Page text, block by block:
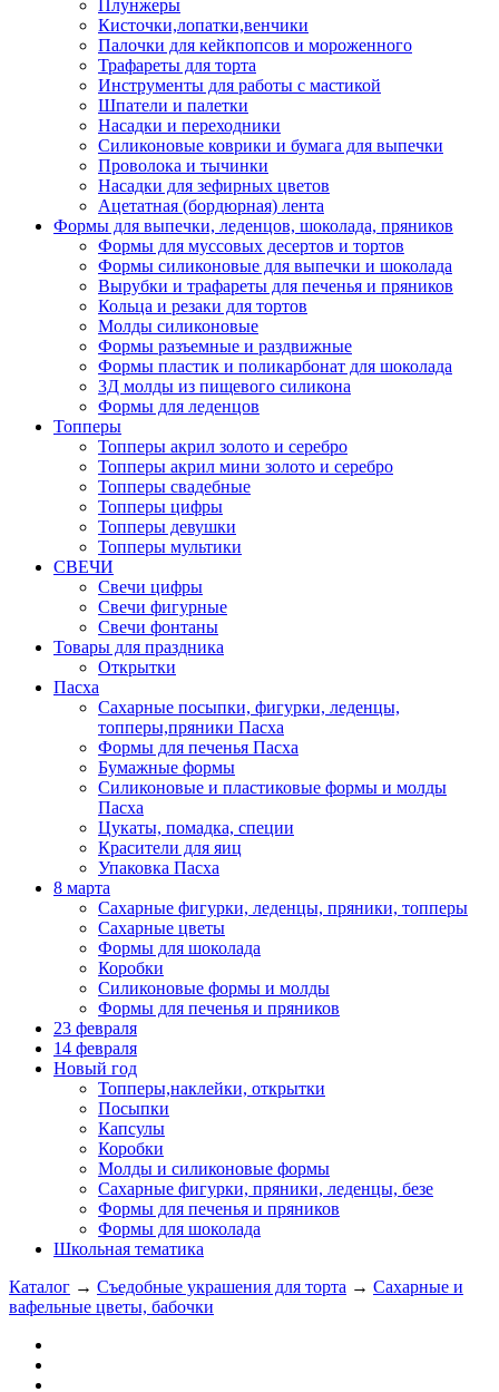
Плунжеры
Кисточки,лопатки,венчики
Палочки для кейкпопсов и мороженного
Трафареты для торта
Инструменты для работы с мастикой
Шпатели и палетки
Насадки и переходники
Силиконовые коврики и бумага для выпечки
Проволока и тычинки
Насадки для зефирных цветов
Ацетатная (бордюрная) лента
Формы для выпечки, леденцов, шоколада, пряников
Формы для муссовых десертов и тортов
Формы силиконовые для выпечки и шоколада
Вырубки и трафареты для печенья и пряников
Кольца и резаки для тортов
Молды силиконовые
Формы разъемные и раздвижные
Формы пластик и поликарбонат для шоколада
3Д молды из пищевого силикона
Формы для леденцов
Топперы
Топперы акрил золото и серебро
Топперы акрил мини золото и серебро
Топперы свадебные
Топперы цифры
Топперы девушки
Топперы мультики
СВЕЧИ
Свечи цифры
Свечи фигурные
Свечи фонтаны
Товары для праздника
Открытки
Пасха
Сахарные посыпки, фигурки, леденцы,
топперы,пряники Пасха
Формы для печенья Пасха
Бумажные формы
Силиконовые и пластиковые формы и молды
Пасха
Цукаты, помадка, специи
Красители для яиц
Упаковка Пасха
8 марта
Сахарные фигурки, леденцы, пряники, топперы
Сахарные цветы
Формы для шоколада
Коробки
Силиконовые формы и молды
Формы для печенья и пряников
23 февраля
14 февраля
Новый год
Топперы,наклейки, открытки
Посыпки
Капсулы
Коробки
Молды и силиконовые формы
Сахарные фигурки, пряники, леденцы, безе
Формы для печенья и пряников
Формы для шоколада
Школьная тематика
Каталог → Съедобные украшения для торта → Сахарные и
вафельные цветы, бабочки